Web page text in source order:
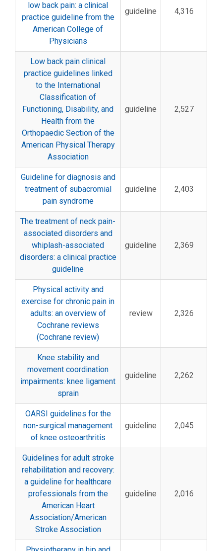
low back pain: a clinical
practice guideline from the
American College of
Physicians
guideline 4,316
Low back pain clinical
practice guidelines linked
to the International
Classification of
Functioning, Disability, and
Health from the
Orthopaedic Section of the
American Physical Therapy
Association
guideline 2,527
Guideline for diagnosis and
treatment of subacromial
pain syndrome
guideline 2,403
The treatment of neck pain-
associated disorders and
whiplash-associated
disorders: a clinical practice
guideline
guideline 2,369
Physical activity and
exercise for chronic pain in
adults: an overview of
Cochrane reviews
(Cochrane review)
review 2,326
Knee stability and
movement coordination
impairments: knee ligament
sprain
guideline 2,262
OARSI guidelines for the
non-surgical management
of knee osteoarthritis
guideline 2,045
Guidelines for adult stroke
rehabilitation and recovery:
a guideline for healthcare
professionals from the
American Heart
Association/American
Stroke Association
guideline 2,016